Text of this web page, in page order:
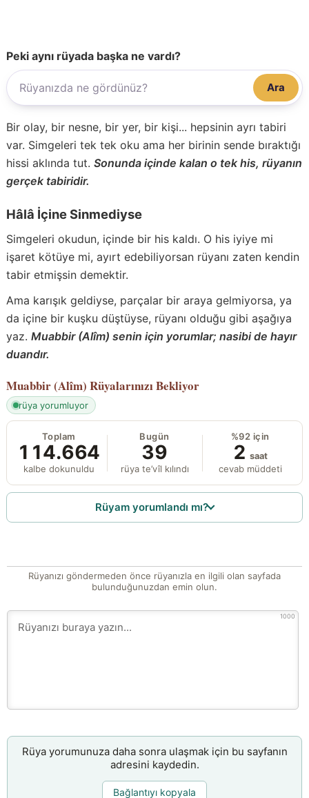
Peki aynı rüyada başka ne vardı?
Ara
Bir olay, bir nesne, bir yer, bir kişi... hepsinin ayrı tabiri
var. Simgeleri tek tek oku ama her birinin sende bıraktığı
hissi aklında tut. Sonunda içinde kalan o tek his, rüyanın
gerçek tabiridir.
Hâlâ İçine Sinmediyse
Simgeleri okudun, içinde bir his kaldı. O his iyiye mi
işaret kötüye mi, ayırt edebiliyorsan rüyanı zaten kendin
tabir etmişsin demektir.
Ama karışık geldiyse, parçalar bir araya gelmiyorsa, ya
da içine bir kuşku düştüyse, rüyanı olduğu gibi aşağıya
yaz. Muabbir (Alîm) senin için yorumlar; nasibi de hayır
duandır.
Muabbir (Alîm) Rüyalarınızı Bekliyor
rüya yorumluyor
Toplam
114.664
kalbe dokunuldu
Bugün
39
rüya te’vîl kılındı
%92 için
2 saat
cevab müddeti
Rüyam yorumlandı mı?
Rüyanızı göndermeden önce rüyanızla en ilgili olan sayfada
bulunduğunuzdan emin olun.
1000
Rüya yorumunuza daha sonra ulaşmak için bu sayfanın
adresini kaydedin.
Bağlantıyı kopyala